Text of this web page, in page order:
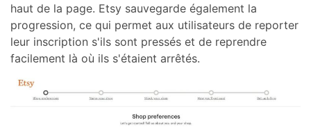
haut de la page. Etsy sauvegarde également la
progression, ce qui permet aux utilisateurs de reporter
leur inscription s'ils sont pressés et de reprendre
facilement là où ils s'étaient arrêtés.